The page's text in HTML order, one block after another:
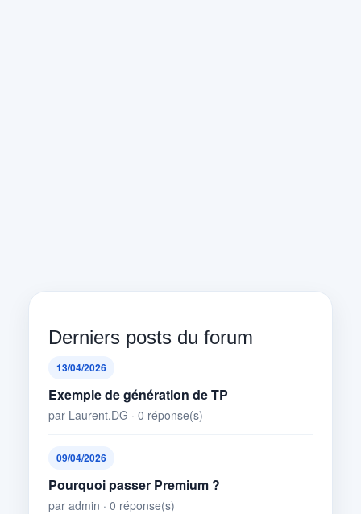
Derniers posts du forum
13/04/2026
Exemple de génération de TP
par Laurent.DG · 0 réponse(s)
09/04/2026
Pourquoi passer Premium ?
par admin · 0 réponse(s)